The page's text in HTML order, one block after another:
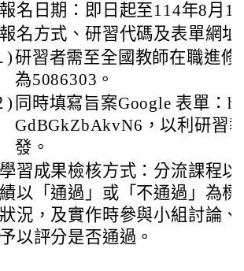
報名日期：即日起至114年8月
報名方式、研習代碼及表單網址
)研習者需至全國教師在職進
為5086303。
) 同時填寫旨案Google 表單：
GdBGkZbAkvN6，以利研習
發。
學習成果檢核方式：分流課程
績以「通過」或「不通過」為
狀況，及實作時參與小組討論
予以評分是否通過。